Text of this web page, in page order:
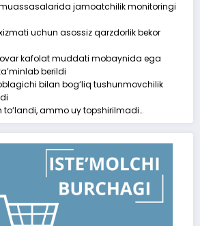
jamoatchilik monitoringi
uchun asossiz qarzdorlik bekor
kafolat muddati mobaynida ega
berildi
bilan bog‘liq tushunmovchilik
to‘landi, ammo uy topshirilmadi…